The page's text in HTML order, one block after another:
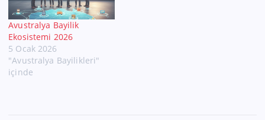
Avustralya Bayilik
Ekosistemi 2026
5 Ocak 2026
"Avustralya Bayilikleri"
içinde